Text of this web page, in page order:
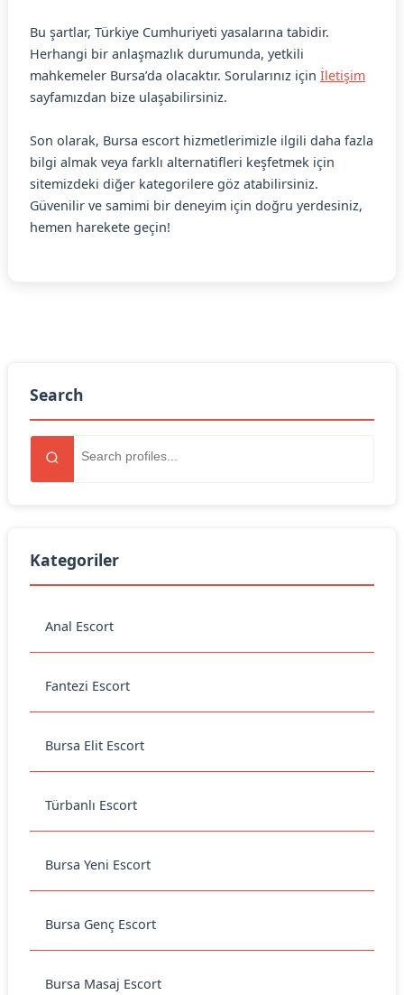
Search
Kategoriler
Anal Escort
Fantezi Escort
Bursa Elit Escort
Türbanlı Escort
Bursa Yeni Escort
Bursa Genç Escort
Bursa Masaj Escort
Bu şartlar, Türkiye Cumhuriyeti yasalarına tabidir.
Herhangi bir anlaşmazlık durumunda, yetkili
mahkemeler Bursa’da olacaktır. Sorularınız için İletişim
sayfamızdan bize ulaşabilirsiniz.
Son olarak, Bursa escort hizmetlerimizle ilgili daha fazla
bilgi almak veya farklı alternatifleri keşfetmek için
sitemizdeki diğer kategorilere göz atabilirsiniz.
Güvenilir ve samimi bir deneyim için doğru yerdesiniz,
hemen harekete geçin!